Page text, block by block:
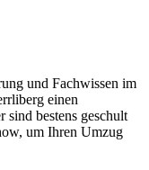
und Fachwissen im
einen
sind bestens geschult
um Ihren Umzug